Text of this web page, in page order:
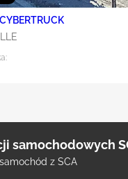
samochodowych
z SCA